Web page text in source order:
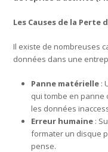
Les Causes de la Perte
Il existe de nombreuses
données dans une
Panne matérielle :
qui tombe en panne
les données
Erreur humaine :
formater un disque
pense.